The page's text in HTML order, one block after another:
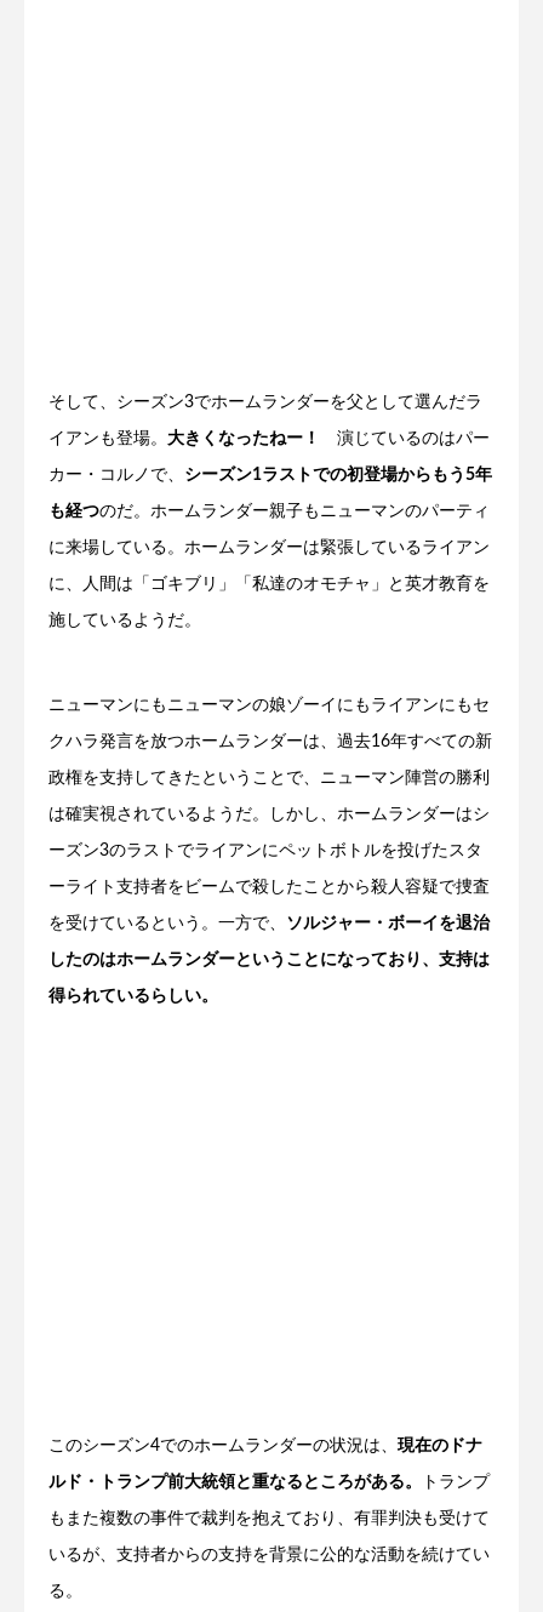
そして、シーズン3でホームランダーを父として選んだラ
イアンも登場。 大きくなったねー！ 演じているのはパー
カー・コルノで、 シーズン1ラストでの初登場からもう5年
も経つのだ。ホームランダー親子もニューマンのパーティ
に来場している。ホームランダーは緊張しているライアン
に、人間は「ゴキブリ」「私達のオモチャ」と英才教育を
施しているようだ。
ニューマンにもニューマンの娘ゾーイにもライアンにもセ
クハラ発言を放つホームランダーは、過去16年すべての新
政権を支持してきたということで、ニューマン陣営の勝利
は確実視されているようだ。しかし、ホームランダーはシ
ーズン3のラストでライアンにペットボトルを投げたスタ
ーライト支持者をビームで殺したことから殺人容疑で捜査
を受けているという。一方で、 ソルジャー・ボーイを退治
したのはホームランダーということになっており、支持は
得られているらしい。
このシーズン4でのホームランダーの状況は、 現在のドナ
ルド・トランプ前大統領と重なるところがある。 トランプ
もまた複数の事件で裁判を抱えており、有罪判決も受けて
いるが、支持者からの支持を背景に公的な活動を続けてい
る。